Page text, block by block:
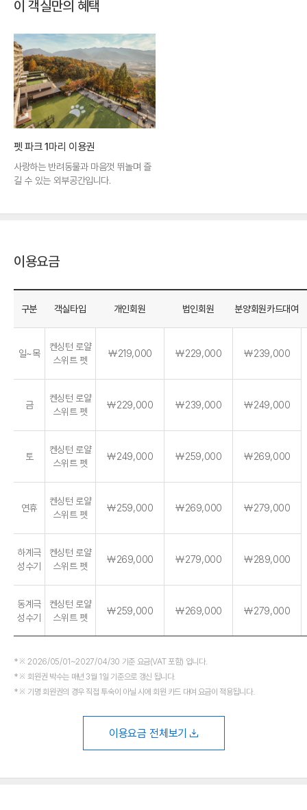
이 객실만의 혜택
펫 파크 1마리 이용권
사랑하는 반려동물과 마음껏 뛰놀며 즐
길 수 있는 외부공간입니다.
용 가능 합니다.)
이용요금
구분 객실타입 개인회원 법인회원 분양회원카드대여
일~목
켄싱턴 로얄
스위트 펫
￦219,000 ￦229,000 ￦239,000
금
켄싱턴 로얄
스위트 펫
￦229,000 ￦239,000 ￦249,000
토
켄싱턴 로얄
스위트 펫
￦249,000 ￦259,000 ￦269,000
연휴
켄싱턴 로얄
스위트 펫
￦259,000 ￦269,000 ￦279,000
하계극
성수기
켄싱턴 로얄
스위트 펫
￦269,000 ￦279,000 ￦289,000
동계극
성수기
켄싱턴 로얄
스위트 펫
￦259,000 ￦269,000 ￦279,000
※ 2026/05/01~2027/04/30 기준 요금(VAT 포함) 입니다.
※ 회원권 박수는 매년 3월 1일 기준으로 갱신 됩니다.
※ 기명 회원권의 경우 직접 투숙이 아닐 시에 회원 카드 대여 요금이 적용됩니다.
이용요금 전체보기